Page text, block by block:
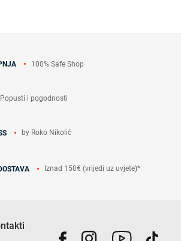
100% Safe Shop
Popusti i pogodnosti
by Roko Nikolić
Iznad 150€ (vrijedi uz uvjete)*